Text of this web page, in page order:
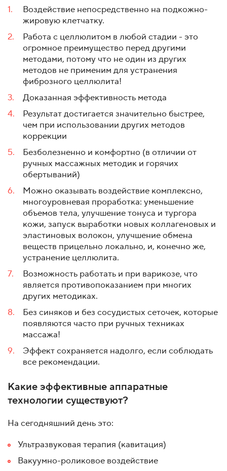
Воздействие непосредственно на подкожно-
жировую клетчатку.
Работа с целлюлитом в любой стадии - это
огромное преимущество перед другими
методами, потому что не один из других
методов не применим для устранения
фиброзного целлюлита!
Доказанная эффективность метода
Результат достигается значительно быстрее,
чем при использовании других методов
коррекции
Безболезненно и комфортно (в отличии от
ручных массажных методик и горячих
обертываний)
Можно оказывать воздействие комплексно,
многоуровневая проработка: уменьшение
объемов тела, улучшение тонуса и тургора
кожи, запуск выработки новых коллагеновых и
эластиновых волокон, улучшение обмена
веществ прицельно локально, и, конечно же,
устранение целлюлита.
Возможность работать и при варикозе, что
является противопоказанием при многих
других методиках.
Без синяков и без сосудистых сеточек, которые
появляются часто при ручных техниках
массажа!
Эффект сохраняется надолго, если соблюдать
все рекомендации.
Какие эффективные аппаратные
технологии существуют?
На сегодняшний день это:
Ультразвуковая терапия (кавитация)
Вакуумно-роликовое воздействие